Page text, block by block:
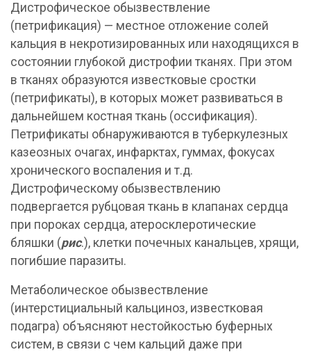
Дистрофическое обызвествление
(петрификация) — местное отложение солей
кальция в некротизированных или находящихся в
состоянии глубокой дистрофии тканях. При этом
в тканях образуются известковые сростки
(петрификаты), в которых может развиваться в
дальнейшем костная ткань (оссификация).
Петрификаты обнаруживаются в туберкулезных
казеозных очагах, инфарктах, гуммах, фокусах
хронического воспаления и т.д.
Дистрофическому обызвествлению
подвергается рубцовая ткань в клапанах сердца
при пороках сердца, атеросклеротические
бляшки (рис.), клетки почечных канальцев, хрящи,
погибшие паразиты.
Метаболическое обызвествление
(интерстициальный кальциноз, известковая
подагра) объясняют нестойкостью буферных
систем, в связи с чем кальций даже при